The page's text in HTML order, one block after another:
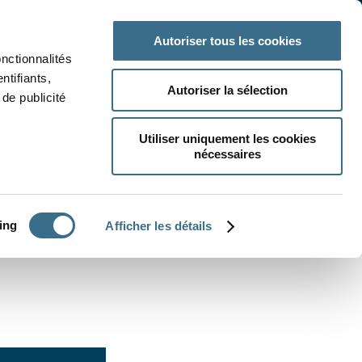
publicité
Afficher les détails
Autoriser tous les cookies
Autoriser la sélection
Utiliser uniquement les cookies
nécessaires